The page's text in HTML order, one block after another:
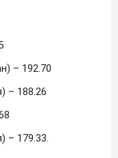
– 192.70
– 188.26
– 179.33.